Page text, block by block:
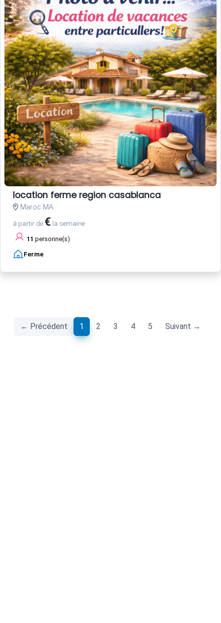
location ferme region casablanca
Maroc MA
à partir de € la semaine
11 personne(s)
Ferme
← Précédent 1 (current)
2 3 4 5 Suivant →